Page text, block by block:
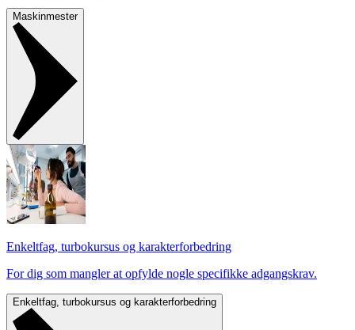
Maskinmester
Enkeltfag, turbokursus og karakterforbedring
For dig som mangler at opfylde nogle specifikke adgangskrav.
Enkeltfag, turbokursus og karakterforbedring